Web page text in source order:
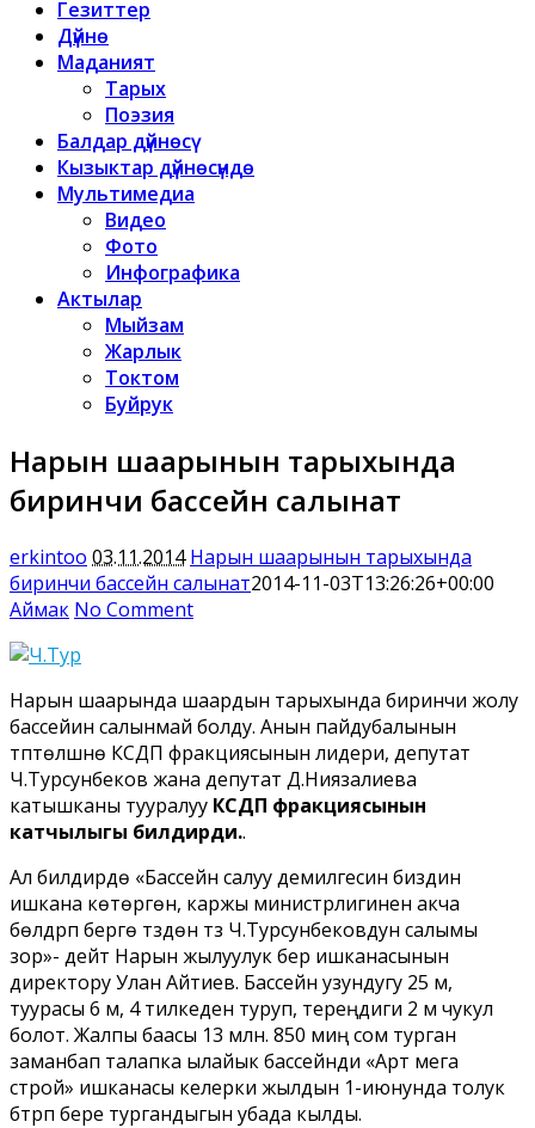
Гезиттер
Дүйнө
Маданият
Тарых
Поэзия
Балдар дүйнөсү
Кызыктар дүйнөсүндө
Мультимедиа
Видео
Фото
Инфографика
Актылар
Мыйзам
Жарлык
Токтом
Буйрук
Нарын шаарынын тарыхында
биринчи бассейн салынат
erkintoo 03.11.2014 Нарын шаарынын тарыхында
биринчи бассейн салынат2014-11-03T13:26:26+00:00
Аймак No Comment
Нарын шаарында шаардын тарыхында биринчи жолу
бассейин салынмай болду. Анын пайдубалынын
түптөлүшүнө КСДП фракциясынын лидери, депутат
Ч.Турсунбеков жана депутат Д.Ниязалиева
катышканы тууралуу КСДП фракциясынын
катчылыгы билдирди..
Ал билдирүүдө «Бассейн салуу демилгесин биздин
ишкана көтөргөн, каржы министрлигинен акча
бөлдүрүп берүүгө түздөн түз Ч.Турсунбековдун салымы
зор»- дейт Нарын жылуулук берүү ишканасынын
директору Улан Айтиев. Бассейн узундугу 25 м,
туурасы 6 м, 4 тилкеден туруп, тереңдиги 2 м чукул
болот. Жалпы баасы 13 млн. 850 миң сом турган
заманбап талапка ылайык бассейнди «Арт мега
строй» ишканасы келерки жылдын 1-июнунда толук
бүтүрүп бере тургандыгын убада кылды.